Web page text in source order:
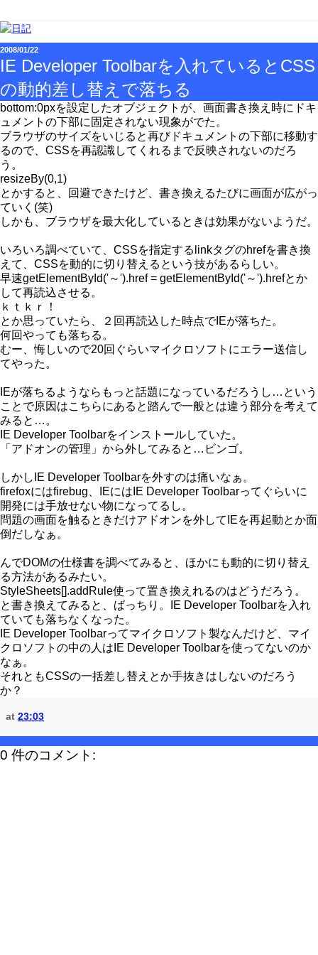
2008/01/22
IE Developer Toolbarを入れているとCSS
の動的差し替えで落ちる
bottom:0pxを設定したオブジェクトが、画面書き換え時にドキ
ュメントの下部に固定されない現象がでた。
ブラウザのサイズをいじると再びドキュメントの下部に移動す
るので、CSSを再認識してくれるまで反映されないのだろ
う。
resizeBy(0,1)
とかすると、回避できたけど、書き換えるたびに画面が広がっ
ていく(笑)
しかも、ブラウザを最大化しているときは効果がないようだ。
いろいろ調べていて、CSSを指定するlinkタグのhrefを書き換
えて、CSSを動的に切り替えるという技があるらしい。
早速getElementById('～').href = getElementById('～').hrefとか
して再読込させる。
ｋｔｋｒ！
とか思っていたら、２回再読込した時点でIEが落ちた。
何回やっても落ちる。
むー、悔しいので20回ぐらいマイクロソフトにエラー送信し
てやった。
IEが落ちるようならもっと話題になっているだろうし…という
ことで原因はこちらにあると踏んで一般とは違う部分を考えて
みると…。
IE Developer Toolbarをインストールしていた。
「アドオンの管理」から外してみると…ビンゴ。
しかしIE Developer Toolbarを外すのは痛いなぁ。
firefoxにはfirebug、IEにはIE Developer Toolbarってぐらいに
開発には手放せない物になってるし。
問題の画面を触るときだけアドオンを外してIEを再起動とか面
倒だしなぁ。
んでDOMの仕様書を調べてみると、ほかにも動的に切り替え
る方法があるみたい。
StyleSheets[].addRule使って置き換えれるのはどうだろう。
と書き換えてみると、ばっちり。IE Developer Toolbarを入れ
ていても落ちなくなった。
IE Developer Toolbarってマイクロソフト製なんだけど、マイ
クロソフトの中の人はIE Developer Toolbarを使ってないのか
なぁ。
それともCSSの一括差し替えとか手抜きはしないのだろう
か？
at 23:03
0 件のコメント: